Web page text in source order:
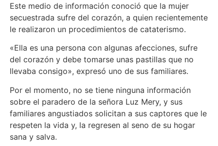
Este medio de información conoció que la mujer
secuestrada sufre del corazón, a quien recientemente
le realizaron un procedimientos de cataterismo.
«Ella es una persona con algunas afecciones, sufre
del corazón y debe tomarse unas pastillas que no
llevaba consigo», expresó uno de sus familiares.
Por el momento, no se tiene ninguna información
sobre el paradero de la señora Luz Mery, y sus
familiares angustiados solicitan a sus captores que le
respeten la vida y, la regresen al seno de su hogar
sana y salva.